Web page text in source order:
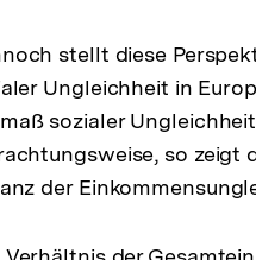
der
Fußnote
stellt diese
Ungleichheit in
sozialer
so zeigt
der